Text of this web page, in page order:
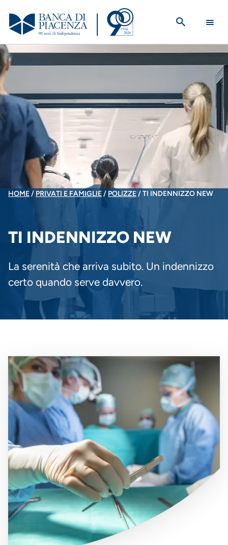
contenuto
principale
BRICIOLE
PANE
HOME PRIVATI E FAMIGLIE POLIZZE TI INDENNIZZO NEW
TI INDENNIZZO NEW
La serenità che arriva subito. Un indennizzo
certo quando serve davvero.
Immagine